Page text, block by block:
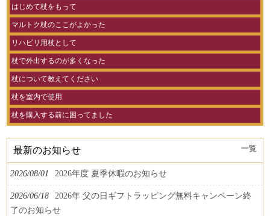
はじめて杖をもって
マルトク杖のここがよかった
リハビリ用杖として
杖で外出するのが多くなった
杖について教えてください
杖を室内で使用
杖を購入する前に困ってました
最新のお知らせ 一覧
2026/08/01 2026年度 夏季休暇のお知らせ
2026/06/18
2026年 父の日ギフトラッピング無料キャンペーン終
了のお知らせ